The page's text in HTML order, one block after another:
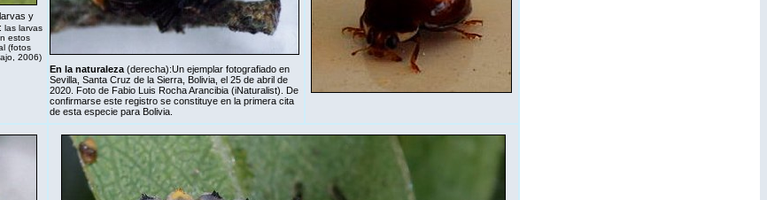
y
las larvas
estos
(fotos
2006)
En la naturaleza(derecha):Un ejemplar fotografiado en
Sevilla, Santa Cruz de la Sierra, Bolivia, el 25 de abril de
2020. Foto de Fabio Luis Rocha Arancibia (iNaturalist). De
confirmarse este registro se constituye en la primera cita
de esta especie para Bolivia.